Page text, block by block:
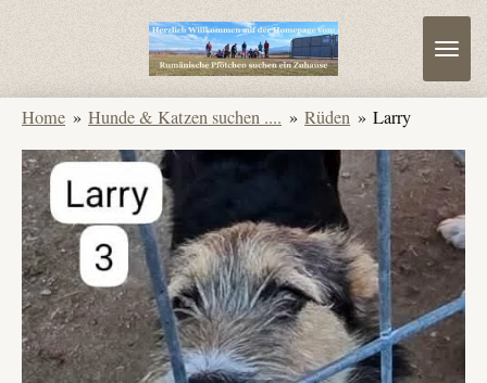
Home » Hunde & Katzen suchen .... » Rüden » Larry